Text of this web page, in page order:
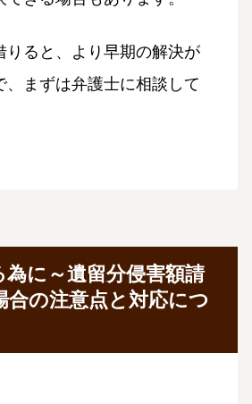
りると、より早期の解決が
、まずは弁護士に相談して
に～遺留分侵害額請
合の注意点と対応につ